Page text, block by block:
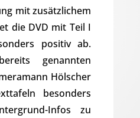
mit zusätzlichem
die DVD mit Teil I
positiv ab.
genannten
Hölscher
besonders
Infos zu